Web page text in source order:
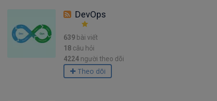
DevOps
639 bài viết
18 câu hỏi
4224 người theo dõi
Theo dõi